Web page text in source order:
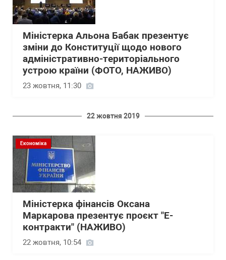
Міністерка Альона Бабак презентує
зміни до Конституції щодо нового
адміністративно-територіального
устрою країни (ФОТО, НАЖИВО)
23 жовтня, 11:30
22 жовтня 2019
Економіка
Міністерка фінансів Оксана
Маркарова презентує проєкт "Е-
контракти" (НАЖИВО)
22 жовтня, 10:54